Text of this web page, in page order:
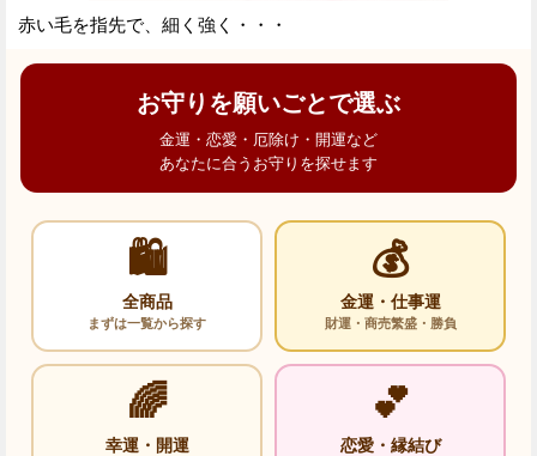
赤い毛を指先で、細く強く・・・
お守りを願いごとで選ぶ
金運・恋愛・厄除け・開運など
あなたに合うお守りを探せます
🛍️
全商品
まずは一覧から探す
💰
金運・仕事運
財運・商売繁盛・勝負
🌈
幸運・開運
💕
恋愛・縁結び